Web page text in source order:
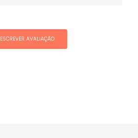
ESCREVER AVALIAÇÃO